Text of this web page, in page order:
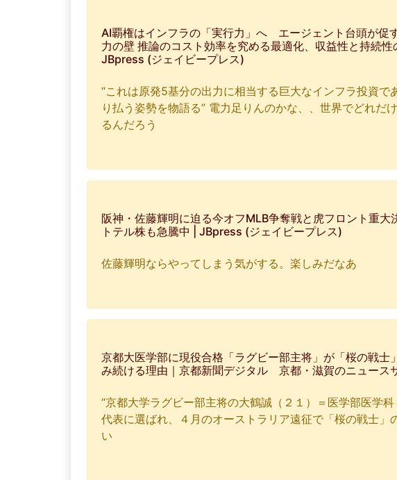
AI覇権はインフラの「実行力」へ エージェント台頭が促
力の壁 推論のコスト効率を究める最適化、収益性と持続性
JBpress (ジェイビープレス)
“これは原発5基分の出力に相当する巨大なインフラ投資で
り払う姿勢を物語る” 電力足りんのかな、、世界でどれだ
るんだろう
阪神・佐藤輝明に迫る今オフMLB争奪戦と虎フロント重
トテル株も急騰中 | JBpress (ジェイビープレス)
佐藤輝明ならやってしまう気がする。楽しみだなあ
京都大医学部に現役合格「ラグビー部主将」が「桜の戦
み続ける理由｜京都新聞デジタル 京都・滋賀のニュース
“京都大学ラグビー部主将の大鶴誠（２１）＝医学部医学
代表に選ばれ、４月のオーストラリア遠征で「桜の戦士」
い